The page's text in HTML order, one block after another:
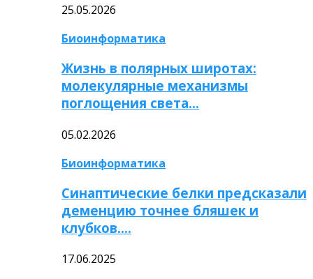
25.05.2026
Биоинформатика
Жизнь в полярных широтах:
молекулярные механизмы
поглощения света…
05.02.2026
Биоинформатика
Синаптические белки предсказали
деменцию точнее бляшек и
клубков….
17.06.2025